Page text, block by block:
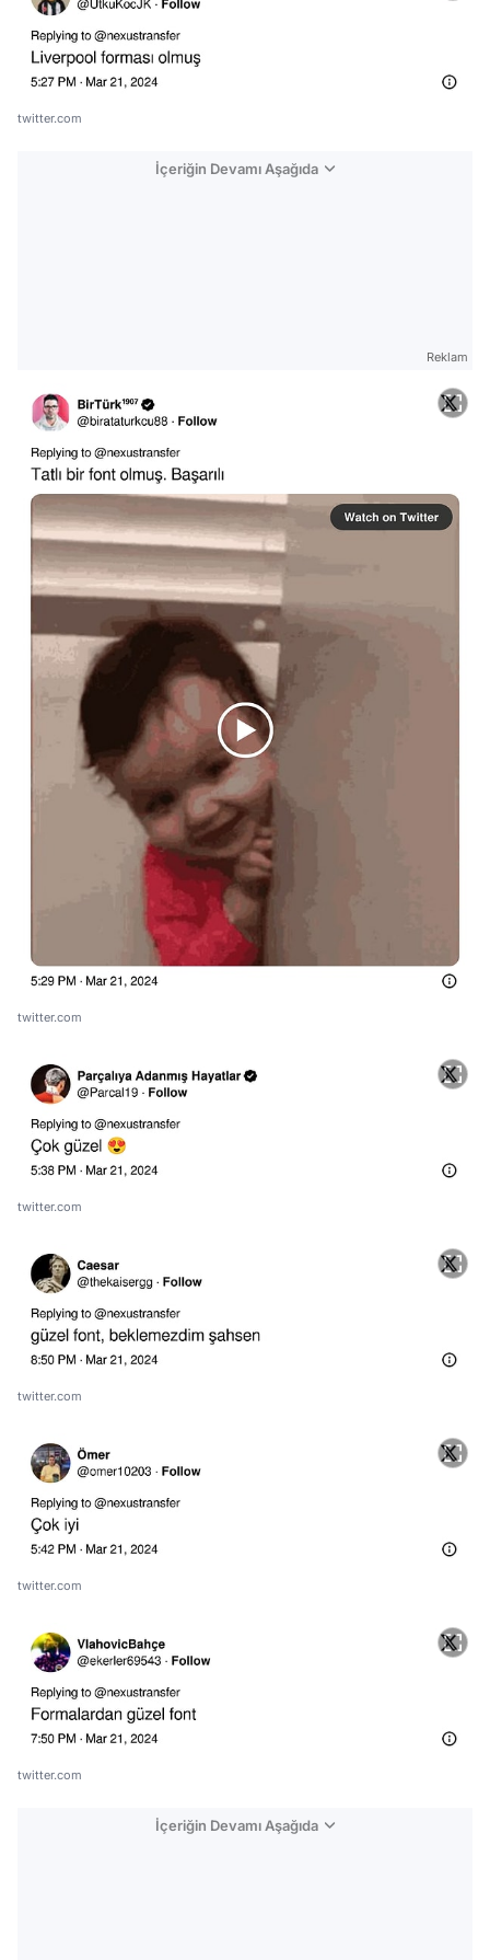
twitter.com
İçeriğin Devamı Aşağıda
Reklam
twitter.com
twitter.com
twitter.com
twitter.com
twitter.com
İçeriğin Devamı Aşağıda